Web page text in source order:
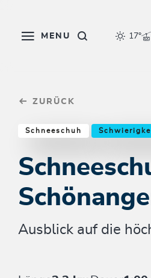
MENU 17°
ZURÜCK
Schneeschuh
Ausblick auf die